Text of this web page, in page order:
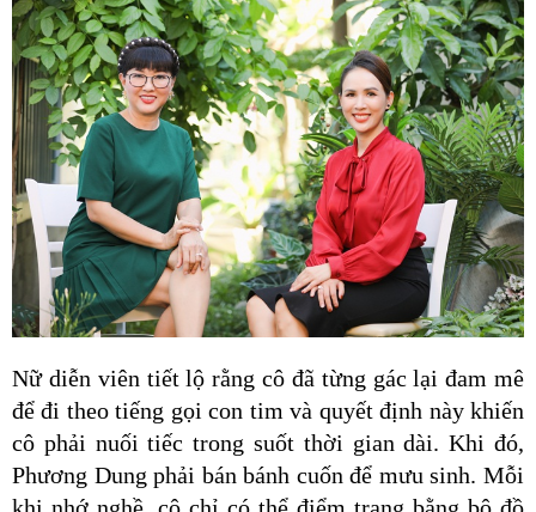
Nữ diễn viên tiết lộ rằng cô đã từng gác lại đam mê
để đi theo tiếng gọi con tim và quyết định này khiến
cô phải nuối tiếc trong suốt thời gian dài. Khi đó,
Phương Dung phải bán bánh cuốn để mưu sinh. Mỗi